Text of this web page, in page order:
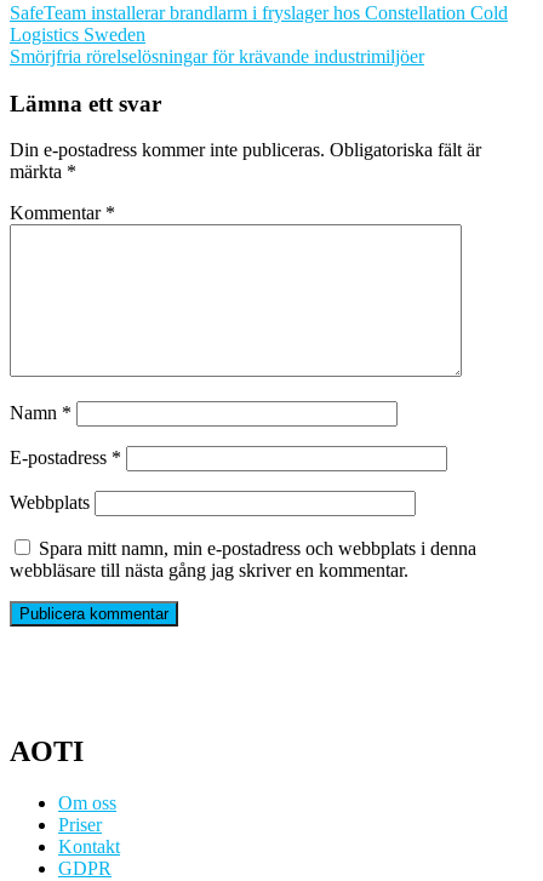
SafeTeam installerar brandlarm i fryslager hos Constellation Cold
Logistics Sweden
Smörjfria rörelselösningar för krävande industrimiljöer
Lämna ett svar
Din e-postadress kommer inte publiceras. Obligatoriska fält är
märkta *
Kommentar *
Namn *
E-postadress *
Webbplats
Spara mitt namn, min e-postadress och webbplats i denna
webbläsare till nästa gång jag skriver en kommentar.
AOTI
Om oss
Priser
Kontakt
GDPR